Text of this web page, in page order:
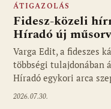
ÁTIGAZOLÁS
Fidesz-közeli
Híradó új
Varga Edit, a fideszes
többségi tulajdonában
Híradó egykori arca
2026.07.30.